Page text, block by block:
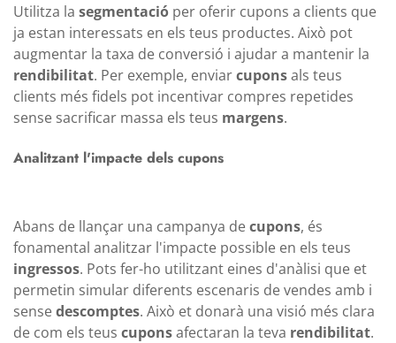
Utilitza la segmentació per oferir cupons a clients que
ja estan interessats en els teus productes. Això pot
augmentar la taxa de conversió i ajudar a mantenir la
rendibilitat. Per exemple, enviarcuponsals teus
clients més fidels pot incentivar compres repetides
sense sacrificar massa els teus margens.
Analitzant l'impacte dels cupons
Abans de llançar una campanya decupons, és
fonamental analitzar l'impacte possible en els teus
ingressos. Pots fer-ho utilitzant eines d'anàlisi que et
permetin simular diferents escenaris de vendes amb i
sensedescomptes. Això et donarà una visió més clara
de com els teus cuponsafectaran la teva rendibilitat.